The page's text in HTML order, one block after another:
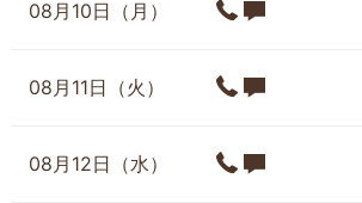
08月10日（月）
08月11日（火）
08月12日（水）